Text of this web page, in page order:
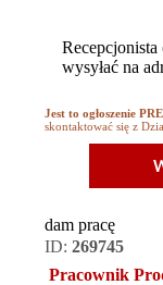
wysyłać na
Jest to ogłoszenie
skontaktować się z
dam pracę
ID: 269745
Pracownik